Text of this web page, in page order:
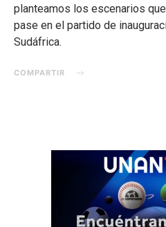
planteamos los escenarios
pase en el partido de
Sudáfrica.
COMPARTIR